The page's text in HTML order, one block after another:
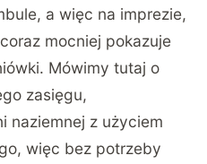
a więc na imprezie,
mocniej pokazuje
Mówimy tutaj o
zasięgu,
naziemnej z użyciem
więc bez potrzeby